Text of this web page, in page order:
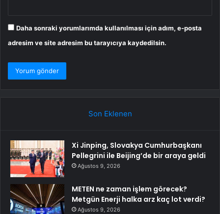
Daha sonraki yorumlarımda kullanılması için adım, e-posta
adresim ve site adresim bu tarayıcıya kaydedilsin.
Son Eklenen
Xi Jinping, Slovakya Cumhurbaşkanı
Pellegrini ile Beijing’de bir araya geldi
Ağustos 9, 2026
METEN ne zaman işlem görecek?
Metgün Enerji halka arz kaç lot verdi?
Ağustos 9, 2026